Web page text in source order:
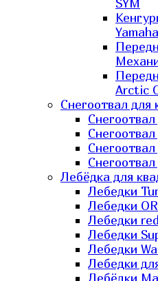
SYM
Yamaha
Arctic
Снегоотвал для
Лебёдка для
Лебедки
Лебедки
Лебедки
Лебедки
Лебедки
Лебедки
Лебёдки